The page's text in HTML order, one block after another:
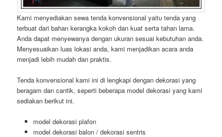
Kami menyediakan sewa tenda konvensional yaitu tenda yang
terbuat dari bahan kerangka kokoh dan kuat serta tahan lama.
Anda dapat menyewanya dengan ukuran sesuai kebutuhan anda.
Menyesuaikan luas lokasi anda, kami menjadikan acara anda
menjadi lebih mudah dan praktis.
Tenda konvensional kami ini di lengkapi dengan dekorasi yang
beragam dan cantik, seperti beberapa model dekorasi yang kami
sediakan berikut ini.
model dekorasi plafon
model dekorasi balon / dekorasi sentris